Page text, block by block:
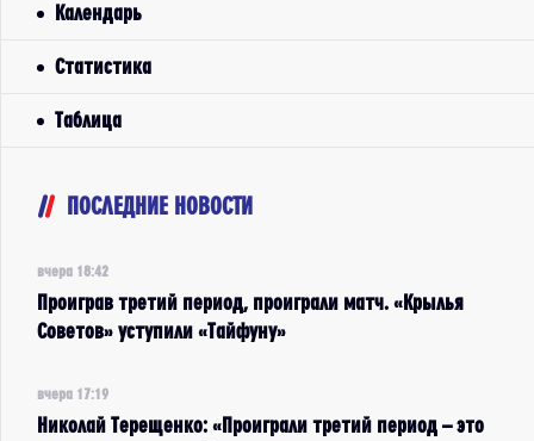
Календарь
Статистика
Таблица
ПОСЛЕДНИЕ НОВОСТИ
вчера 18:42
Проиграв третий период, проиграли матч. «Крылья
Советов» уступили «Тайфуну»
вчера 17:19
Николай Терещенко: «Проиграли третий период – это